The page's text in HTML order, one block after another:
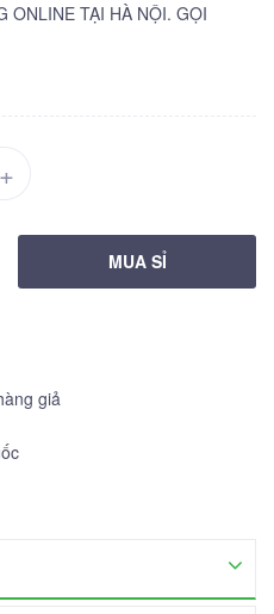
ONLINE TẠI HÀ NỘI. GỌI
+
MUA SỈ
giả